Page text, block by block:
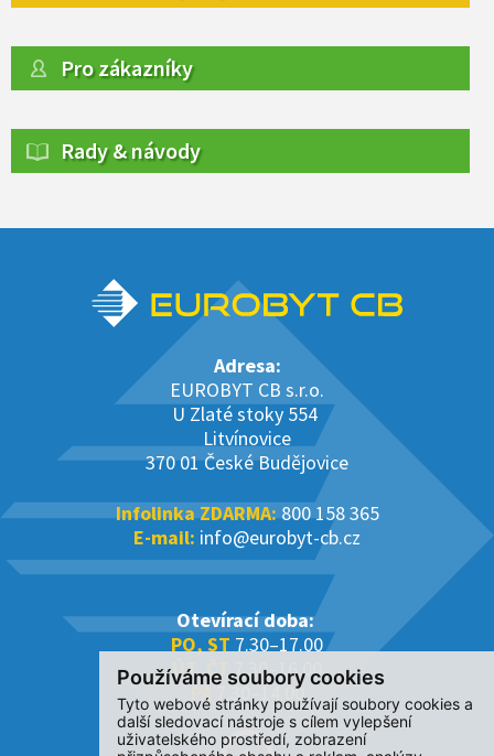
Používáme soubory cookies
Tyto webové stránky používají soubory cookies a
další sledovací nástroje s cílem vylepšení
uživatelského prostředí, zobrazení
Pro zákazníky
Rady & návody
Adresa:
EUROBYT CB s.r.o.
U Zlaté stoky 554
Litvínovice
370 01 České Budějovice
Infolinka ZDARMA:800 158 365
E-mail: info@eurobyt-cb.cz
Otevírací doba:
PO, ST 7.30–17.00
ÚT, ČT7.30–16.00
PÁ7.30–14.00